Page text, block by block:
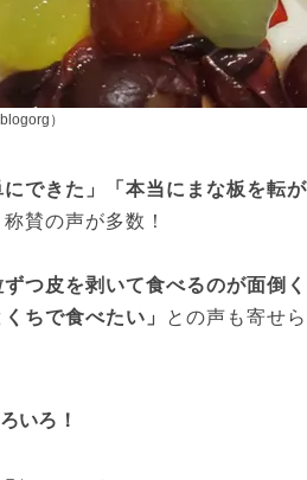
）
にできた」「本当にまな板を転
称賛の声が多数！
ずつ皮を剥いて食べるのが面倒
ちで食べたい」
との声も寄せ
いろ！